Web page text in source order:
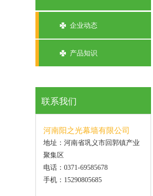
企业动态
产品知识
联系我们
河南阳之光幕墙有限公司
地址：河南省巩义市回郭镇产业
聚集区
电话：0371-69585678
手机：15290805685